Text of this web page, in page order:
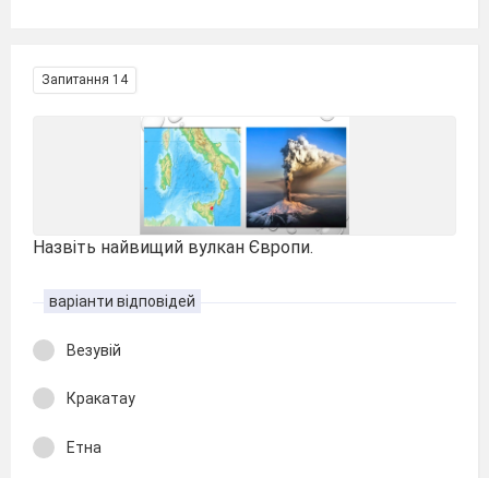
Запитання 14
Назвіть найвищий вулкан Європи.
варіанти відповідей
Везувій
Кракатау
Етна